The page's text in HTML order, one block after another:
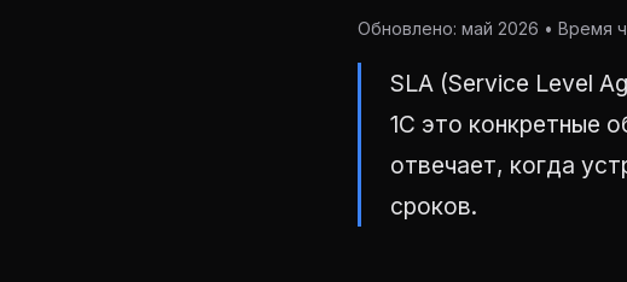
Обновлено: май 2026 • Время
SLA (Service Level
1С это конкретные
отвечает, когда
сроков.